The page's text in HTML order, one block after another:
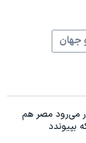
جهان
می‌رود مصر هم
بپیوندد